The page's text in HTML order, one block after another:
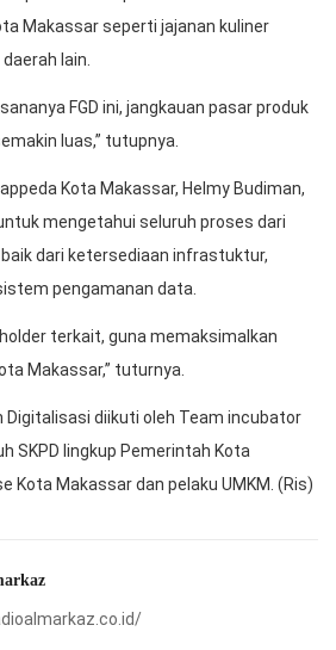
Makassar seperti jajanan kuliner
lain.
FGD ini, jangkauan pasar produk
luas,” tutupnya.
Kota Makassar, Helmy Budiman,
mengetahui seluruh proses dari
dari ketersediaan infrastuktur,
pengamanan data.
terkait, guna memaksimalkan
Makassar,” tuturnya.
Digitalisasi diikuti oleh Team incubator
SKPD lingkup Pemerintah Kota
Kota Makassar dan pelaku UMKM. (Ris)